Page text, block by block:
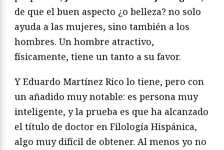
de que el buen aspecto ¿o belleza? no solo
ayuda a las mujeres, sino también a los
hombres. Un hombre atractivo,
físicamente, tiene un tanto a su favor.
Y Eduardo Martínez Rico lo tiene, pero con
un añadido muy notable: es persona muy
inteligente, y la prueba es que ha alcanzado
el título de doctor en Filología Hispánica,
algo muy difícil de obtener. Al menos yo no